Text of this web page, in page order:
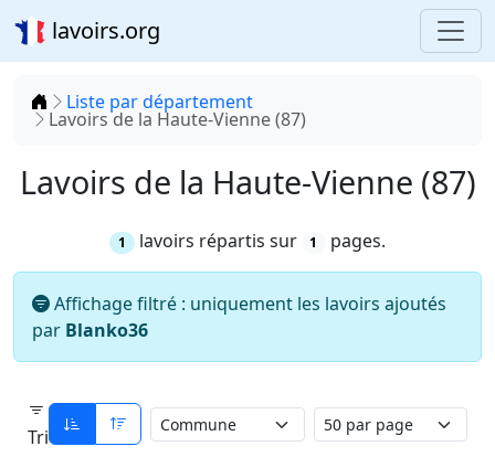
lavoirs.org
Accueil
Liste par département
Lavoirs de la Haute-Vienne (87)
Lavoirs de la Haute-Vienne (87)
1 lavoirs répartis sur 1 pages.
Affichage filtré : uniquement les lavoirs ajoutés
par Blanko36
Tri